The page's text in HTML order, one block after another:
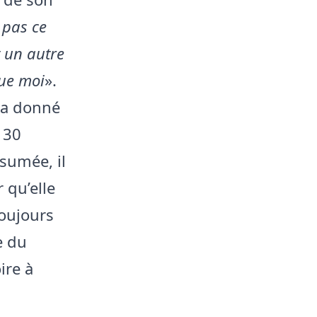
ce
un autre
moi».
donné
il
du
à